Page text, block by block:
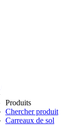
Produits
Chercher produit
Carreaux de sol